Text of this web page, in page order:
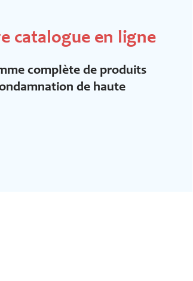
catalogue en ligne
complète de produits
de haute